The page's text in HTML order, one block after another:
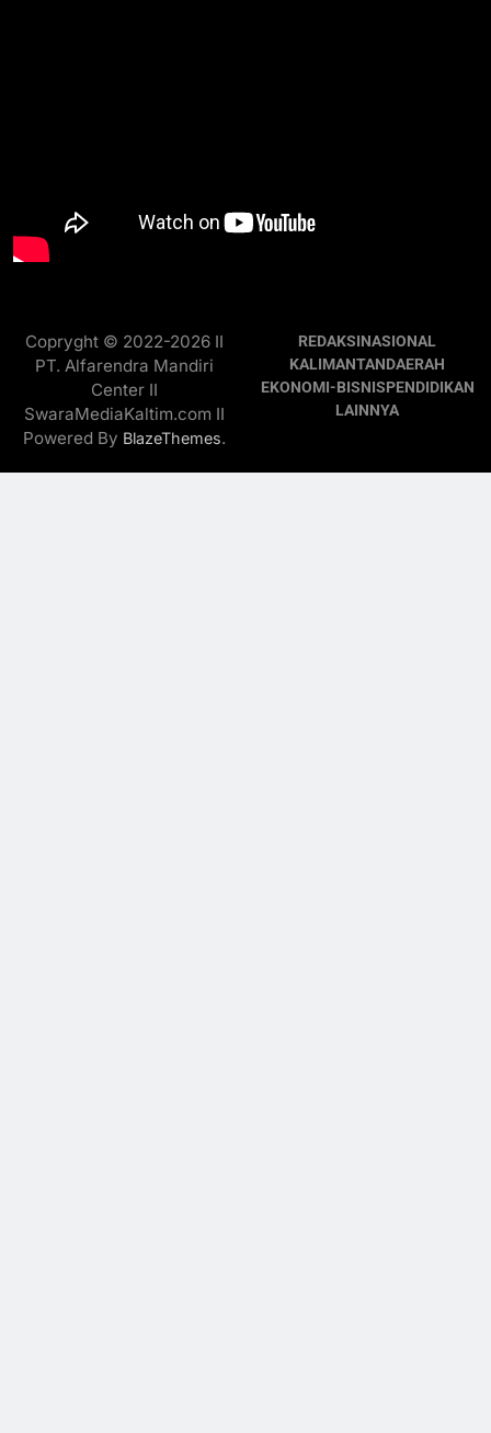
Copryght © 2022-2026 II
PT. Alfarendra Mandiri
Center II
SwaraMediaKaltim.com II
Powered By BlazeThemes.
REDAKSINASIONAL
KALIMANTANDAERAH
EKONOMI-BISNISPENDIDIKAN
LAINNYA